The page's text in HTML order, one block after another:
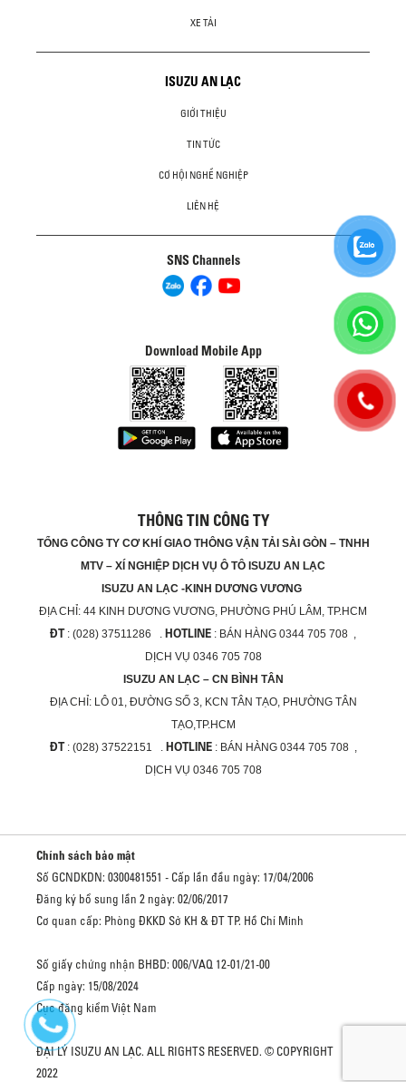
XE TẢI
ISUZU AN LẠC
GIỚI THIỆU
TIN TỨC
CƠ HỘI NGHỀ NGHIỆP
LIÊN HỆ
SNS Channels
Download Mobile App
THÔNG TIN CÔNG TY
TỔNG CÔNG TY CƠ KHÍ GIAO THÔNG VẬN TẢI SÀI GÒN – TNHH
MTV – XÍ NGHIỆP DỊCH VỤ Ô TÔ ISUZU AN LẠC
ISUZU AN LẠC -KINH DƯƠNG VƯƠNG
ĐỊA CHỈ: 44 KINH DƯƠNG VƯƠNG, PHƯỜNG PHÚ LÂM, TP.HCM
ĐT: (028) 37511286 . HOTLINE : BÁN HÀNG 0344 705 708 ,
DỊCH VỤ 0346 705 708
ISUZU AN LẠC – CN BÌNH TÂN
ĐỊA CHỈ: LÔ 01, ĐƯỜNG SỐ 3, KCN TÂN TẠO, PHƯỜNG TÂN
TẠO,TP.HCM
ĐT: (028) 37522151 .HOTLINE: BÁN HÀNG 0344 705 708 ,
DỊCH VỤ 0346 705 708
Chính sách bảo mật
Số GCNDKDN: 0300481551 - Cấp lần đầu ngày: 17/04/2006
Đăng ký bổ sung lần 2 ngày: 02/06/2017
Cơ quan cấp: Phòng ĐKKD Sở KH & ĐT TP. Hồ Chí Minh
Số giấy chứng nhận BHBD: 006/VAQ 12-01/21-00
Cấp ngày: 15/08/2024
Cục đăng kiểm Việt Nam
ĐẠI LÝ ISUZU AN LẠC. ALL RIGHTS RESERVED. © COPYRIGHT
2022